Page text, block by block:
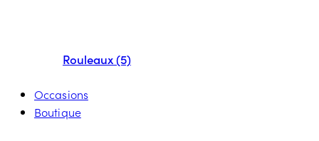
Rouleaux (5)
Occasions
Boutique